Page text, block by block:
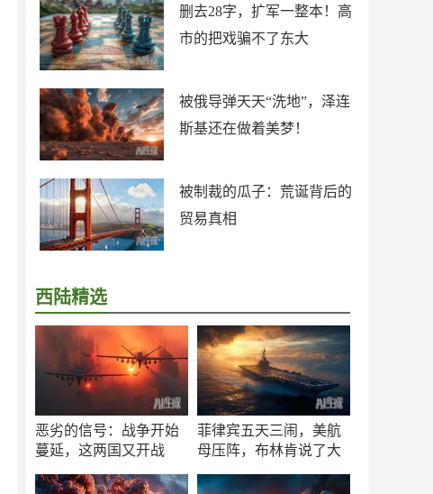
删去28字，扩军一整本！高
市的把戏骗不了东大
被俄导弹天天“洗地”，泽连
斯基还在做着美梦！
被制裁的瓜子：荒诞背后的
贸易真相
西陆精选
恶劣的信号：战争开始
蔓延，这两国又开战
菲律宾五天三闹，美航
母压阵，布林肯说了大